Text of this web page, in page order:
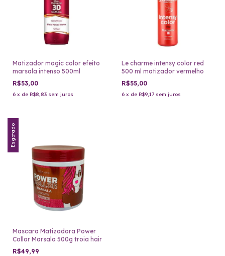
Matizador magic color efeito
marsala intenso 500ml
R$53,00
6 x de R$8,83 sem juros
Le charme intensy color red
500 ml matizador vermelho
R$55,00
6 x de R$9,17 sem juros
Esgotado
Mascara Matizadora Power
Collor Marsala 500g troia hair
R$49,99